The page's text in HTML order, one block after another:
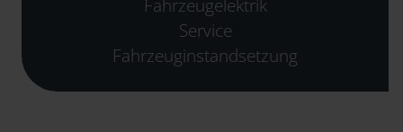
Service
Fahrzeuginstandsetzung